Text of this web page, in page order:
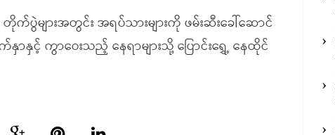
များအတွင်း အရပ်သားများကို ဖမ်းဆီးခေါ်ဆောင်
နှာနှင့် ကွာဝေးသည့် နေရာများသို့ ပြောင်းရွှေ့ နေထိုင်